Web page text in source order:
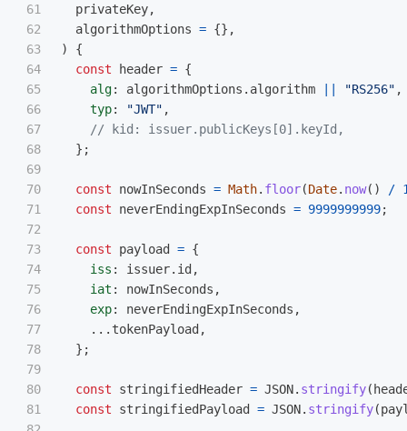
61
62
63
64
65
66
67
68
69
70
71
72
73
74
75
76
77
78
79
80
81
privateKey,
algorithmOptions = {},
)
{
const
header = {
alg: algorithmOptions . algorithm "RS256" ,
typ: "JWT" ,
// kid: issuer.publicKeys[0].keyId,
};
const nowInSeconds = Math. floor(Date. now() /
const
neverEndingExpInSeconds = 9999999999;
const payload = {
iss : issuer. id ,
iat : nowInSeconds ,
exp: neverEndingExpInSeconds ,
... tokenPayload ,
};
const stringifiedHeader = JSON. stringify(
const
stringifiedPayload = JSON. stringify(